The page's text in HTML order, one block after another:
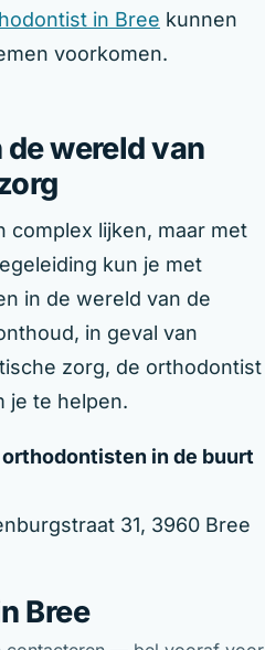
in Bree kunnen
voorkomen.
wereld van
complex lijken, maar met
kun je met
in de wereld van de
in geval van
zorg, de orthodontist
je te helpen.
in de buurt
31, 3960 Bree
Bree